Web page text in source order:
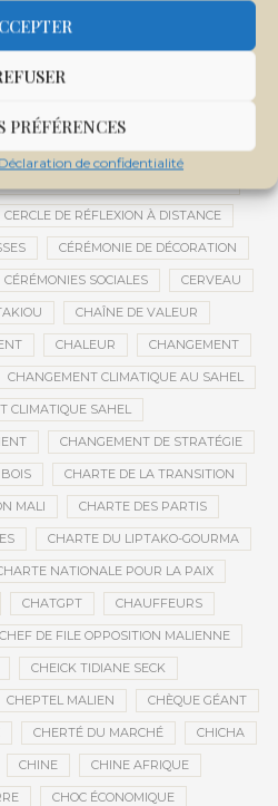
PRÉFÉRENCES
Déclaration de confidentialité
ARTIFICIELLE
DE CONFÉRENCES DE BAMAKO
MALI
CERCLE DE RÉFLEXION À DISTANCE
CÉRÉMONIE DE DÉCORATION
CÉRÉMONIES SOCIALES CERVEAU
CHAÎNE DE VALEUR
CHALEUR CHANGEMENT
CHANGEMENT CLIMATIQUE AU SAHEL
CLIMATIQUE SAHEL
CHANGEMENT DE STRATÉGIE
CHARTE DE LA TRANSITION
MALI CHARTE DES PARTIS
CHARTE DU LIPTAKO-GOURMA
NATIONALE POUR LA PAIX
CHATGPT CHAUFFEURS
CHEF DE FILE OPPOSITION MALIENNE
CHEICK TIDIANE SECK
CHEPTEL MALIEN CHÈQUE GÉANT
CHERTÉ DU MARCHÉ CHICHA
CHINE CHINE AFRIQUE
CHOC ÉCONOMIQUE